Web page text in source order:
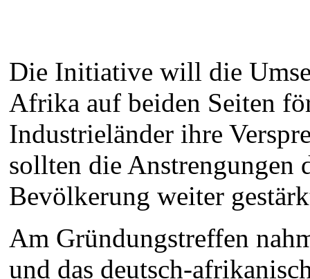
Die Initiative will die
Afrika auf beiden Seiten
Industrieländer ihre
sollten die
Bevölkerung weiter
Am Gründungstreffen
und das deutsch-